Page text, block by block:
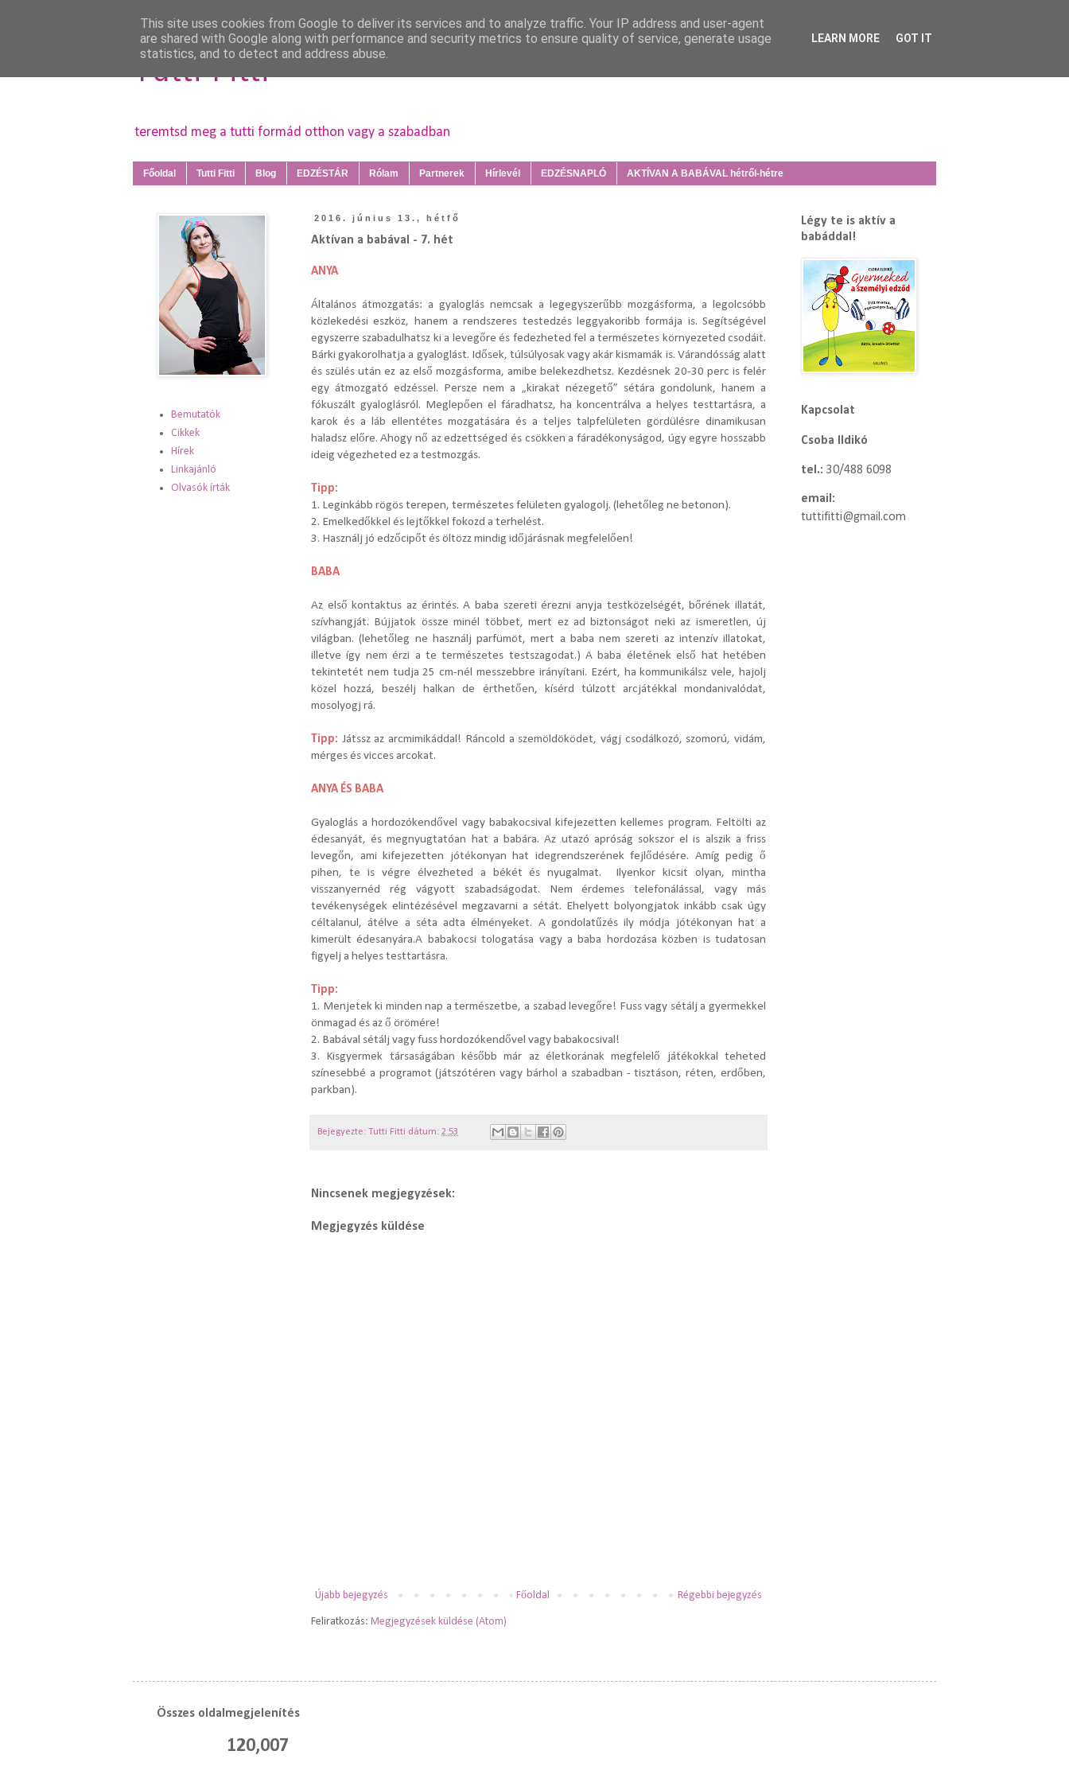
Tutti Fitti
teremtsd meg a tutti formád otthon vagy a szabadban
Főoldal Tutti Fitti Blog EDZÉSTÁR Rólam Partnerek Hírlevél EDZÉSNAPLÓ AKTÍVAN A BABÁVAL hétről-hétre
2016. június 13., hétfő
Aktívan a babával - 7. hét
ANYA
Általános átmozgatás: a gyaloglás nemcsak a legegyszerűbb mozgásforma, a legolcsóbb
közlekedési eszköz, hanem a rendszeres testedzés leggyakoribb formája is. Segítségével
egyszerre szabadulhatsz ki a levegőre és fedezheted fel a természetes környezeted csodáit.
Bárki gyakorolhatja a gyaloglást. Idősek, túlsúlyosak vagy akár kismamák is. Várandósság alatt
és szülés után ez az első mozgásforma, amibe belekezdhetsz. Kezdésnek 20-30 perc is felér
egy átmozgató edzéssel. Persze nem a „kirakat nézegető” sétára gondolunk, hanem a
fókuszált gyaloglásról. Meglepően el fáradhatsz, ha koncentrálva a helyes testtartásra, a
karok és a láb ellentétes mozgatására és a teljes talpfelületen gördülésre dinamikusan
haladsz előre. Ahogy nő az edzettséged és csökken a fáradékonyságod, úgy egyre hosszabb
ideig végezheted ez a testmozgás.
Tipp:
1. Leginkább rögös terepen, természetes felületen gyalogolj. (lehetőleg ne betonon).
2. Emelkedőkkel és lejtőkkel fokozd a terhelést.
3. Használj jó edzőcipőt és öltözz mindig időjárásnak megfelelően!
BABA
Az első kontaktus az érintés. A baba szereti érezni anyja testközelségét, bőrének illatát,
szívhangját. Bújjatok össze minél többet, mert ez ad biztonságot neki az ismeretlen, új
világban. (lehetőleg ne használj parfümöt, mert a baba nem szereti az intenzív illatokat,
illetve így nem érzi a te természetes testszagodat.) A baba életének első hat hetében
tekintetét nem tudja 25 cm-nél messzebbre irányítani. Ezért, ha kommunikálsz vele, hajolj
közel hozzá, beszélj halkan de érthetően, kísérd túlzott arcjátékkal mondanivalódat,
mosolyogj rá.
Tipp: Játssz az arcmimikáddal! Ráncold a szemöldöködet, vágj csodálkozó, szomorú, vidám,
mérges és vicces arcokat.
ANYA ÉS BABA
Gyaloglás a hordozókendővel vagy babakocsival kifejezetten kellemes program. Feltölti az
édesanyát, és megnyugtatóan hat a babára. Az utazó apróság sokszor el is alszik a friss
levegőn, ami kifejezetten jótékonyan hat idegrendszerének fejlődésére. Amíg pedig ő
pihen, te is végre élvezheted a békét és nyugalmat. Ilyenkor kicsit olyan, mintha
visszanyernéd rég vágyott szabadságodat. Nem érdemes telefonálással, vagy más
tevékenységek elintézésével megzavarni a sétát. Ehelyett bolyongjatok inkább csak úgy
céltalanul, átélve a séta adta élményeket. A gondolatűzés ily módja jótékonyan hat a
kimerült édesanyára.A babakocsi tologatása vagy a baba hordozása közben is tudatosan
figyelj a helyes testtartásra.
Tipp:
1. Menjetek ki minden nap a természetbe, a szabad levegőre! Fuss vagy sétálj a gyermekkel
önmagad és az ő örömére!
2. Babával sétálj vagy fuss hordozókendővel vagy babakocsival!
3. Kisgyermek társaságában később már az életkorának megfelelő játékokkal teheted
színesebbé a programot (játszótéren vagy bárhol a szabadban - tisztáson, réten, erdőben,
parkban).
Bejegyezte: Tutti Fitti dátum: 2:53
Nincsenek megjegyzések:
Megjegyzés küldése
Újabb bejegyzés Régebbi bejegyzés
Főoldal
Feliratkozás: Megjegyzések küldése (Atom)
Bemutatók
Cikkek
Hírek
Linkajánló
Olvasók írták
Légy te is aktív a
babáddal!
Kapcsolat
Csoba Ildikó
tel.: 30/488 6098
email:
tuttifitti@gmail.com
Összes oldalmegjelenítés
120,007
This site uses cookies from Google to deliver its services and to analyze traffic. Your IP address and user-agent
are shared with Google along with performance and security metrics to ensure quality of service, generate usage
statistics, and to detect and address abuse.
LEARN MORE GOT IT